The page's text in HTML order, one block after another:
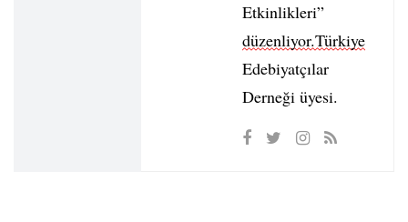
Etkinlikleri”
düzenliyor.Türkiye
Edebiyatçılar
Derneği üyesi.